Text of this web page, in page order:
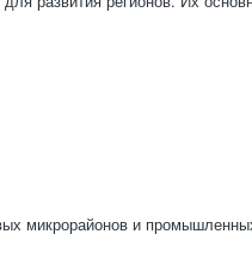
микрорайонов и